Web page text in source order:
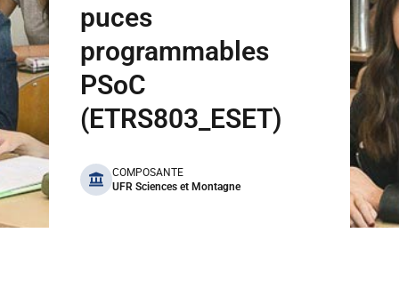
puces
programmables
PSoC
(ETRS803_ESET)
benefits
COMPOSANTE
UFR Sciences et Montagne